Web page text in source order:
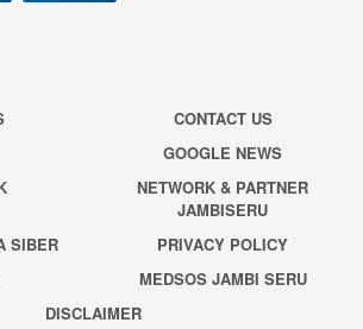
CONTACT US
GOOGLE NEWS
NETWORK & PARTNER
JAMBISERU
SIBER
PRIVACY POLICY
MEDSOS JAMBI SERU
DISCLAIMER